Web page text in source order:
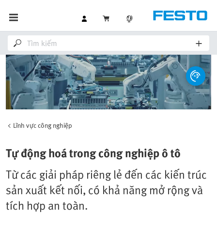
Lĩnh vực công nghiệp
Tự động hoá trong công nghiệp ô tô
Từ các giải pháp riêng lẻ đến các kiến trúc
sản xuất kết nối, có khả năng mở rộng và
tích hợp an toàn.